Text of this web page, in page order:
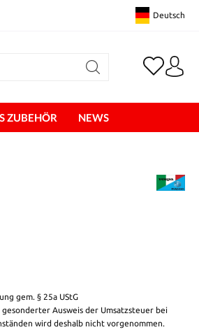
Deutsch
ZUBEHÖR NEWS
gem. § 25a UStG
Ausweis der Umsatzsteuer bei
wird deshalb nicht vorgenommen.